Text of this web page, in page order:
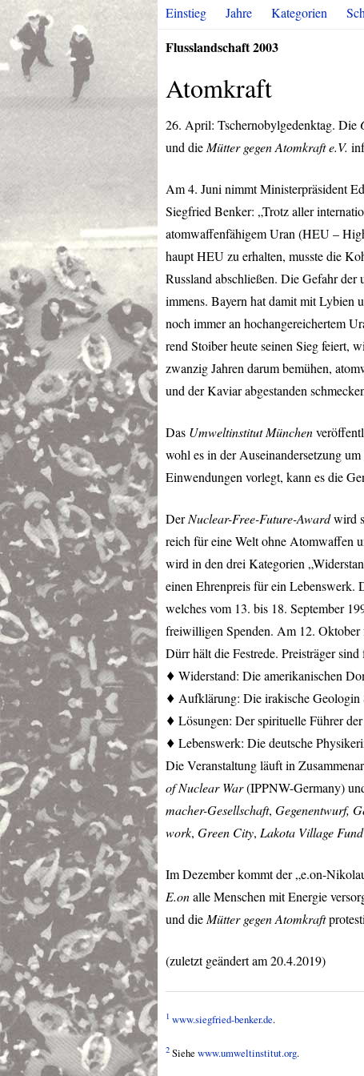
Einstieg Jahre Kategorien
Flusslandschaft 2003
Atomkraft
26. April: Tschernobylgedenktag. Die
und die Mütter gegen Atomkraft e.V.
Am 4. Juni nimmt Ministerpräsident
Siegfried Benker: „Trotz aller
atomwaffenfähigem Uran (HEU–
hauptHEUzu erhalten, musste die
Russland abschließen. Die Gefahr
immens. Bayern hat damit mit Lybien
noch immer an hochangereichertem
rend Stoiber heute seinen Sieg feiert,
zwanzig Jahren darum bemühen,
und der Kaviar abgestanden
Das Umweltinstitut München
wohl es in der Auseinandersetzung
Einwendungen vorlegt, kann es die
DerNuclear-Free-Future-Awardwird
reich für eine Welt ohne Atomwaffen
wird in den drei Kategorien
einen Ehrenpreis für ein Lebenswerk.
welches vom 13. bis 18. September
freiwilligen Spenden. Am 12. Oktober
Dürr hält die Festrede. Preisträger sind
♦ Widerstand: Die amerikanischen
♦ Aufklärung: Die irakische
♦ Lösungen: Der spirituelle Führer
♦ Lebenswerk: Die deutsche
Die Veranstaltung läuft in
of Nuclear War(IPPNW-Germany)
macher-Gesellschaft, Gegenentwurf,
work, Green City, Lakota Village Fund
Im Dezember kommt der „e.on-
E.onalle Menschen mit Energie
und die Mütter gegen Atomkraft
(zuletzt geändert am 20.4.2019)
1 www.siegfried-benker.de.
2 Siehe www.umweltinstitut.org.